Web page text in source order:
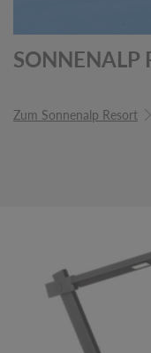
SONNENALP
Zum Sonnenalp Resort